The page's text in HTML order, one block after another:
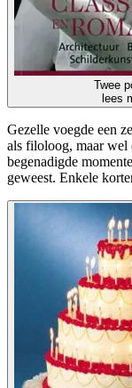
Twee
lees
Gezelle voegde een
als filoloog, maar wel
begenadigde
geweest. Enkele